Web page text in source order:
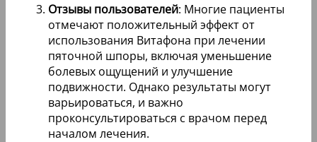
Отзывы пользователей: Многие пациенты
отмечают положительный эффект от
использования Витафона при лечении
пяточной шпоры, включая уменьшение
болевых ощущений и улучшение
подвижности. Однако результаты могут
варьироваться, и важно
проконсультироваться с врачом перед
началом лечения.